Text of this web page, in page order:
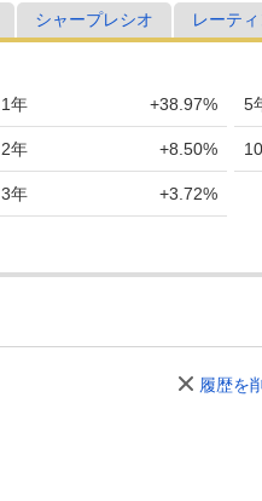
シャープレシオ レーテ
1年 +38.97%
2年 +8.50%
3年 +3.72%
5
履歴を